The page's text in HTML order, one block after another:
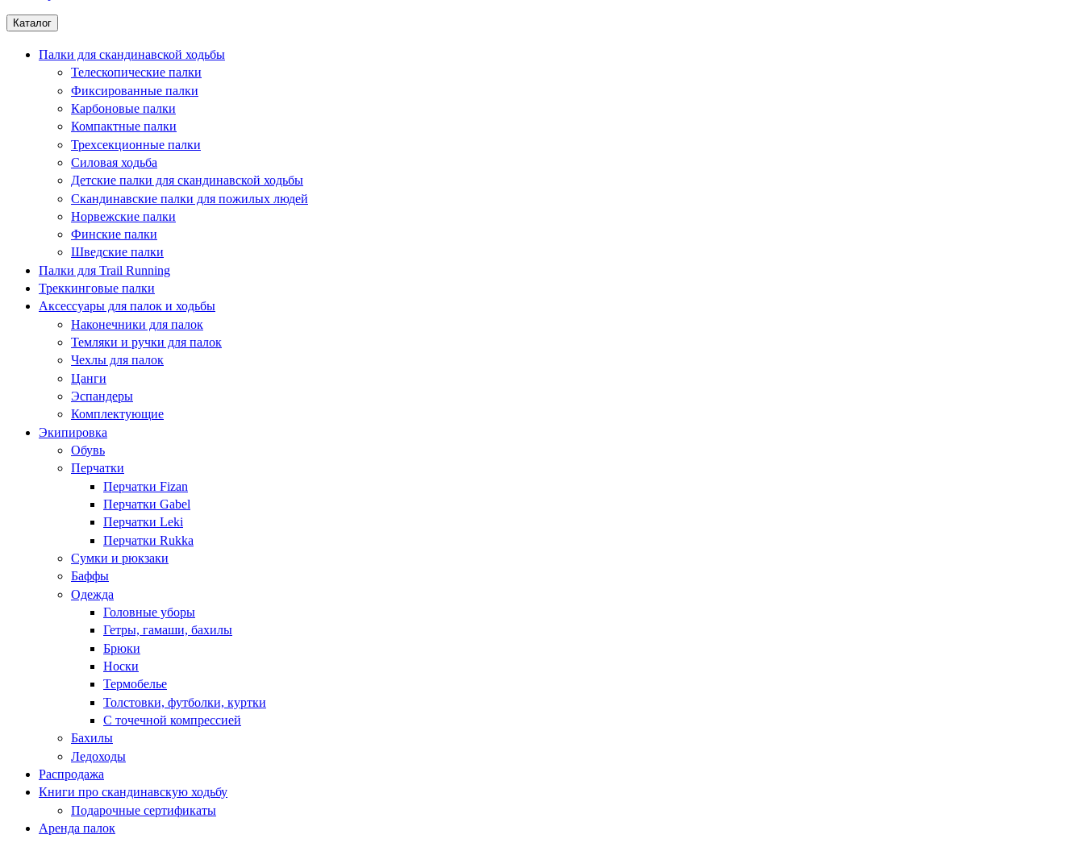
Каталог
Палки для скандинавской ходьбы
Телескопические палки
Фиксированные палки
Карбоновые палки
Компактные палки
Трехсекционные палки
Силовая ходьба
Детские палки для скандинавской ходьбы
Скандинавские палки для пожилых людей
Норвежские палки
Финские палки
Шведские палки
Палки для Trail Running
Треккинговые палки
Аксессуары для палок и ходьбы
Наконечники для палок
Темляки и ручки для палок
Чехлы для палок
Цанги
Эспандеры
Комплектующие
Экипировка
Обувь
Перчатки
Перчатки Fizan
Перчатки Gabel
Перчатки Leki
Перчатки Rukka
Сумки и рюкзаки
Баффы
Одежда
Головные уборы
Гетры, гамаши, бахилы
Брюки
Носки
Термобелье
Толстовки, футболки, куртки
С точечной компрессией
Бахилы
Ледоходы
Распродажа
Книги про скандинавскую ходьбу
Подарочные сертификаты
Аренда палок